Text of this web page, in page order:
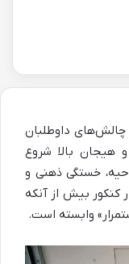
چالش‌های داوطلبان
هیجان بالا شروع
خستگی ذهنی و
کنکور بیش از آنکه
وابسته است.